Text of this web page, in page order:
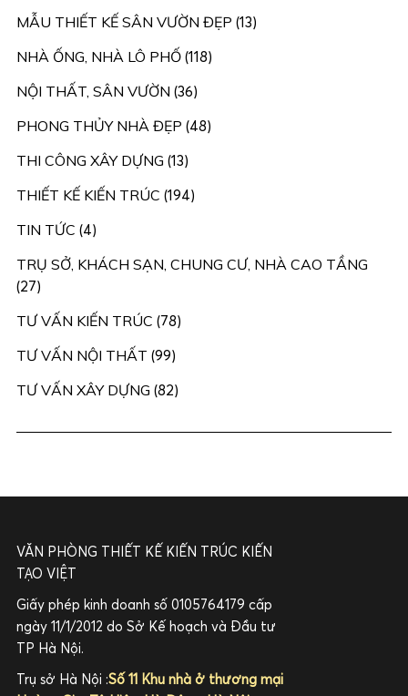
MẪU THIẾT KẾ SÂN VƯỜN ĐẸP (13)
NHÀ ỐNG, NHÀ LÔ PHỐ(118)
NỘI THẤT, SÂN VƯỜN (36)
PHONG THỦY NHÀ ĐẸP (48)
THI CÔNG XÂY DỰNG (13)
THIẾT KẾ KIẾN TRÚC (194)
TIN TỨC (4)
TRỤ SỞ, KHÁCH SẠN, CHUNG CƯ, NHÀ CAO TẦNG
(27)
TƯ VẤN KIẾN TRÚC (78)
TƯ VẤN NỘI THẤT (99)
TƯ VẤN XÂY DỰNG (82)
VĂN PHÒNG THIẾT KẾ KIẾN TRÚC KIẾN
TẠO VIỆT
Giấy phép kinh doanh số 0105764179 cấp
ngày 11/1/2012 do Sở Kế hoạch và Đầu tư
TP Hà Nội.
Trụ sở Hà Nội :Số 11 Khu nhà ở thương mại